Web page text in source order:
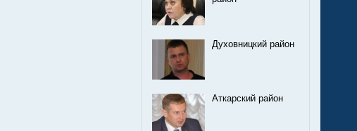
Духовницкий район
Аткарский район